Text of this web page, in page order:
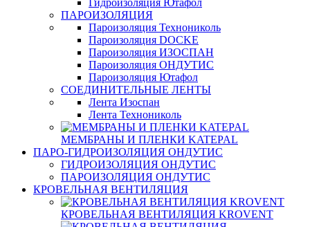
Гидроизоляция Ютафол
ПАРОИЗОЛЯЦИЯ
Пароизоляция Технониколь
Пароизоляция DOCKE
Пароизоляция ИЗОСПАН
Пароизоляция ОНДУТИС
Пароизоляция Ютафол
СОЕДИНИТЕЛЬНЫЕ ЛЕНТЫ
Лента Изоспан
Лента Технониколь
МЕМБРАНЫ И ПЛЕНКИ KATEPAL
ПАРО-ГИДРОИЗОЛЯЦИЯ ОНДУТИС
ГИДРОИЗОЛЯЦИЯ ОНДУТИС
ПАРОИЗОЛЯЦИЯ ОНДУТИС
КРОВЕЛЬНАЯ ВЕНТИЛЯЦИЯ
КРОВЕЛЬНАЯ ВЕНТИЛЯЦИЯ KROVENT